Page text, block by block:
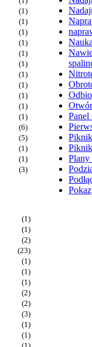
(1)
(1)
(1)
(1)
(1)
(1)
(1)
(1)
(1)
(1)
(1)
(6)
(5)
(1)
(1)
(3)
Panel
Plany
(1)
(1)
(2)
(23)
(1)
(1)
(1)
(2)
(2)
(3)
(1)
(1)